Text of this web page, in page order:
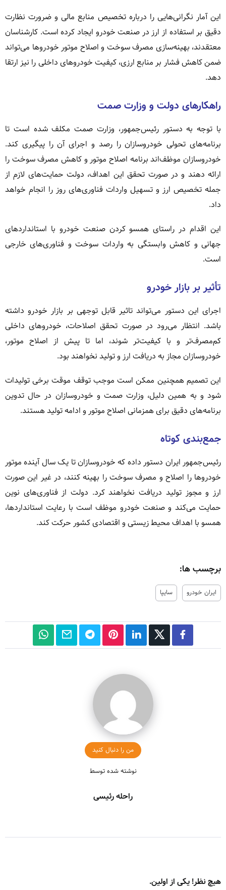
این آمار نگرانی‌هایی را درباره تخصیص منابع مالی و ضرورت نظارت
دقیق بر استفاده از ارز در صنعت خودرو ایجاد کرده است. کارشناسان
معتقدند، بهینه‌سازی مصرف سوخت و اصلاح موتور خودروها می‌تواند
ضمن کاهش فشار بر منابع ارزی، کیفیت خودروهای داخلی را نیز ارتقا
دهد.
راهکارهای دولت و وزارت صمت
با توجه به دستور رئیس‌جمهور، وزارت صمت مکلف شده است تا
برنامه‌های تحولی خودروسازان را رصد و اجرای آن را پیگیری کند.
خودروسازان موظف‌اند برنامه اصلاح موتور و کاهش مصرف سوخت را
ارائه دهند و در صورت تحقق این اهداف، دولت حمایت‌های لازم از
جمله تخصیص ارز و تسهیل واردات فناوری‌های روز را انجام خواهد
داد.
این اقدام در راستای همسو کردن صنعت خودرو با استانداردهای
جهانی و کاهش وابستگی به واردات سوخت و فناوری‌های خارجی
است.
تأثیر بر بازار خودرو
اجرای این دستور می‌تواند تاثیر قابل توجهی بر بازار خودرو داشته
باشد. انتظار می‌رود در صورت تحقق اصلاحات، خودروهای داخلی
کم‌مصرف‌تر و با کیفیت‌تر شوند، اما تا پیش از اصلاح موتور،
خودروسازان مجاز به دریافت ارز و تولید نخواهند بود.
این تصمیم همچنین ممکن است موجب توقف موقت برخی تولیدات
شود و به همین دلیل، وزارت صمت و خودروسازان در حال تدوین
برنامه‌های دقیق برای همزمانی اصلاح موتور و ادامه تولید هستند.
جمع‌بندی کوتاه
رئیس‌جمهور ایران دستور داده که خودروسازان تا یک سال آینده موتور
خودروها را اصلاح و مصرف سوخت را بهینه کنند، در غیر این صورت
ارز و مجوز تولید دریافت نخواهند کرد. دولت از فناوری‌های نوین
حمایت می‌کند و صنعت خودرو موظف است با رعایت استانداردها،
همسو با اهداف محیط زیستی و اقتصادی کشور حرکت کند.
برچسب ها:
ایران خودرو سایپا
من را دنبال کنید
نوشته شده توسط
راحله رئیسی
هیچ نظر! یکی از اولین.